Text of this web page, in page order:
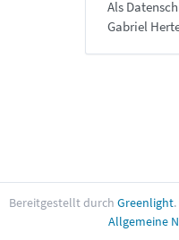
Als
Gabriel
Browser-
besuchte
des
Bereitgestellt durch Greenlight.
Allgemeine